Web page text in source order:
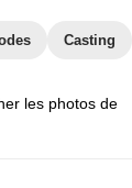
Casting
les photos de